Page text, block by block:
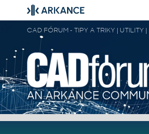
CAD FÓRUM - TIPY A TRIKY |